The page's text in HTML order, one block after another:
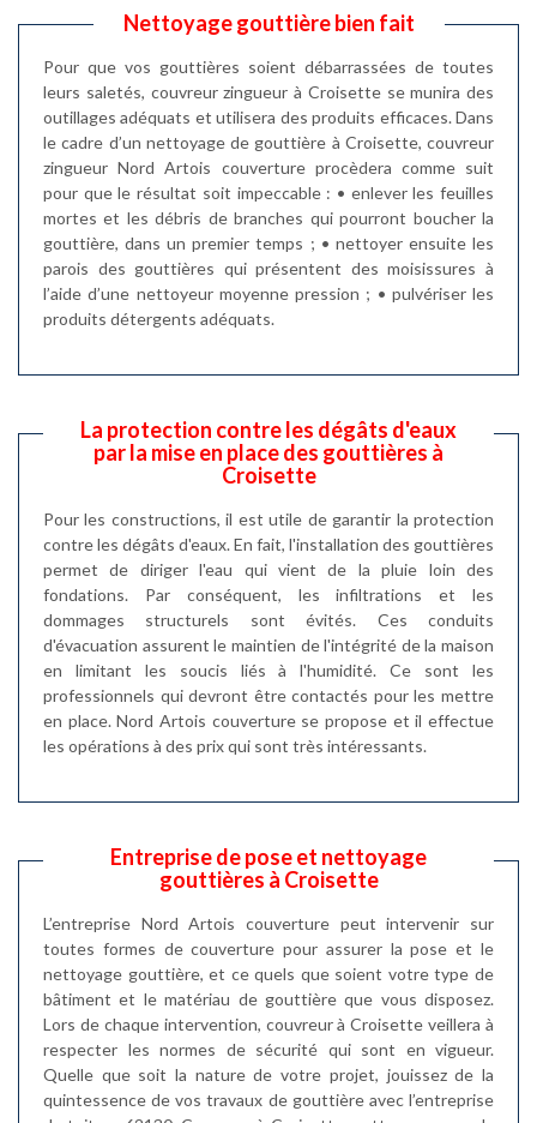
Nettoyage gouttière bien fait
Pour que vos gouttières soient débarrassées de toutes
leurs saletés, couvreur zingueur à Croisette se munira des
outillages adéquats et utilisera des produits efficaces. Dans
le cadre d’un nettoyage de gouttière à Croisette, couvreur
zingueur Nord Artois couverture procèdera comme suit
pour que le résultat soit impeccable : • enlever les feuilles
mortes et les débris de branches qui pourront boucher la
gouttière, dans un premier temps ; • nettoyer ensuite les
parois des gouttières qui présentent des moisissures à
l’aide d’une nettoyeur moyenne pression ; • pulvériser les
produits détergents adéquats.
La protection contre les dégâts d'eaux
par la mise en place des gouttières à
Croisette
Pour les constructions, il est utile de garantir la protection
contre les dégâts d'eaux. En fait, l'installation des gouttières
permet de diriger l'eau qui vient de la pluie loin des
fondations. Par conséquent, les infiltrations et les
dommages structurels sont évités. Ces conduits
d'évacuation assurent le maintien de l'intégrité de la maison
en limitant les soucis liés à l'humidité. Ce sont les
professionnels qui devront être contactés pour les mettre
en place. Nord Artois couverture se propose et il effectue
les opérations à des prix qui sont très intéressants.
Entreprise de pose et nettoyage
gouttières à Croisette
L’entreprise Nord Artois couverture peut intervenir sur
toutes formes de couverture pour assurer la pose et le
nettoyage gouttière, et ce quels que soient votre type de
bâtiment et le matériau de gouttière que vous disposez.
Lors de chaque intervention, couvreur à Croisette veillera à
respecter les normes de sécurité qui sont en vigueur.
Quelle que soit la nature de votre projet, jouissez de la
quintessence de vos travaux de gouttière avec l’entreprise